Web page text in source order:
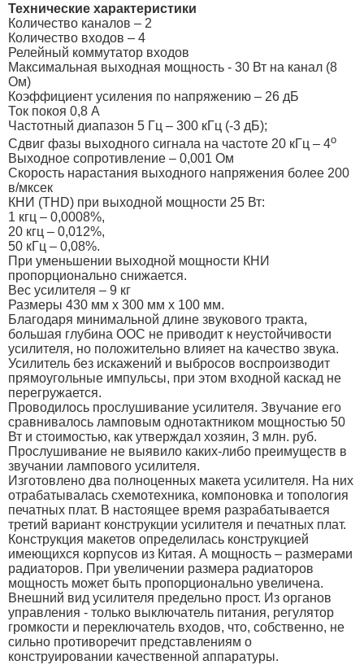
Технические характеристики
Количество каналов – 2
Количество входов – 4
Релейный коммутатор входов
Максимальная выходная мощность - 30 Вт на канал (8
Ом)
Коэффициент усиления по напряжению – 26 дБ
Ток покоя 0,8 А
Частотный диапазон 5 Гц – 300 кГц (-3 дБ);
Сдвиг фазы выходного сигнала на частоте 20 кГц – 4о
Выходное сопротивление – 0,001 Ом
Скорость нарастания выходного напряжения более 200
в/мксек
КНИ (THD) при выходной мощности 25 Вт:
1 кгц – 0,0008%,
20 кгц – 0,012%,
50 кГц – 0,08%.
При уменьшении выходной мощности КНИ
пропорционально снижается.
Вес усилителя – 9 кг
Размеры 430 мм х 300 мм х 100 мм.
Благодаря минимальной длине звукового тракта,
большая глубина ООС не приводит к неустойчивости
усилителя, но положительно влияет на качество звука.
Усилитель без искажений и выбросов воспроизводит
прямоугольные импульсы, при этом входной каскад не
перегружается.
Проводилось прослушивание усилителя. Звучание его
сравнивалось ламповым однотактником мощностью 50
Вт и стоимостью, как утверждал хозяин, 3 млн. руб.
Прослушивание не выявило каких-либо преимуществ в
звучании лампового усилителя.
Изготовлено два полноценных макета усилителя. На них
отрабатывалась схемотехника, компоновка и топология
печатных плат. В настоящее время разрабатывается
третий вариант конструкции усилителя и печатных плат.
Конструкция макетов определилась конструкцией
имеющихся корпусов из Китая. А мощность – размерами
радиаторов. При увеличении размера радиаторов
мощность может быть пропорционально увеличена.
Внешний вид усилителя предельно прост. Из органов
управления - только выключатель питания, регулятор
громкости и переключатель входов, что, собственно, не
сильно противоречит представлениям о
конструировании качественной аппаратуры.